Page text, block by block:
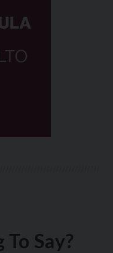
Say?